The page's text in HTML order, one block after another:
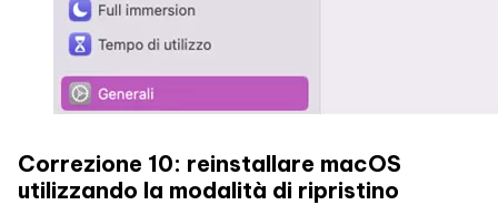
Correzione 10: reinstallare macOS
utilizzando la modalità di ripristino